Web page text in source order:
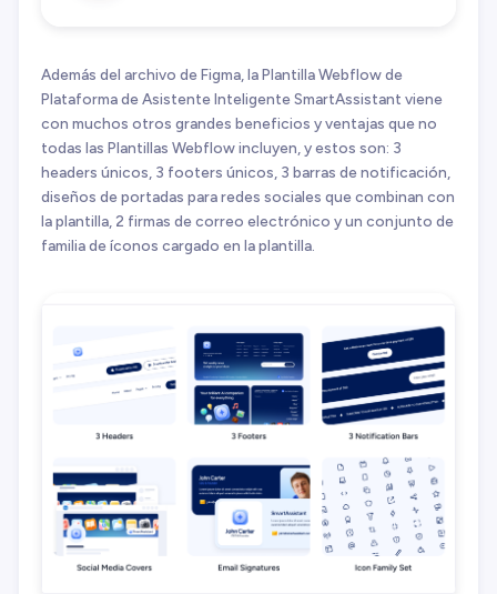
Además del archivo de Figma, la Plantilla Webflow de
Plataforma de Asistente Inteligente SmartAssistant viene
con muchos otros grandes beneficios y ventajas que no
todas las Plantillas Webflow incluyen, y estos son: 3
headers únicos, 3 footers únicos, 3 barras de notificación,
diseños de portadas para redes sociales que combinan con
la plantilla, 2 firmas de correo electrónico y un conjunto de
familia de íconos cargado en la plantilla.